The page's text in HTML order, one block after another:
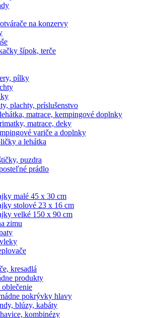
na konzervy
šípok, terče
pílky
plachty, príslušenstvo
matrace, kempingové doplnky
matrace, deky
variče a doplnky
a lehátka
puzdra
prádlo
malé 45 x 30 cm
stolové 23 x 16 cm
velké 150 x 90 cm
zimu
kresadlá
produkty
oblečenie
pokrývky hlavy
blúzy, kabáty
kombinézy